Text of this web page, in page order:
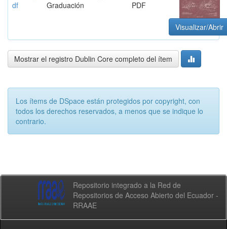
df
Graduación
PDF
Visualizar/Abrir
Mostrar el registro Dublin Core completo del ítem
Los ítems de DSpace están protegidos por copyright, con
todos los derechos reservados, a menos que se indique lo
contrario.
Repositorio integrado a la Red de
Repositorios de Acceso Abierto del Ecuador -
RRAAE